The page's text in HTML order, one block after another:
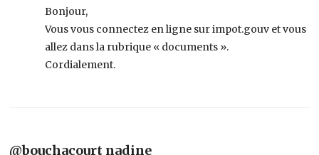
Bonjour,
Vous vous connectez en ligne sur impot.gouv et vous
allez dans la rubrique « documents ».
Cordialement.
@bouchacourt nadine